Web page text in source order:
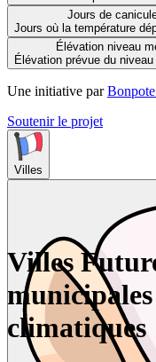
Jours de
Jours où la température
Élévation niveau
Élévation prévue du
Une initiative par
Soutenir le projet
Villes
Villes
climatiques